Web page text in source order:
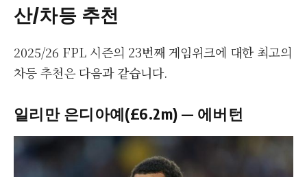
산/차등 추천
2025/26 FPL 시즌의 23번째 게임위크에 대한 최고의
차등 추천은 다음과 같습니다.
일리만 은디아예(£6.2m) — 에버턴